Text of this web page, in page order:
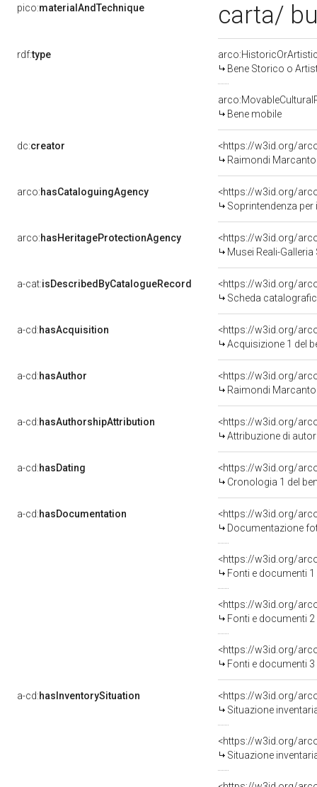
pico:materialAndTechnique carta/
rdf:type
Bene Storico o
Bene mobile
dc:creator
<https://w3id.org/
Raimondi
arco:hasCataloguingAgency
<https://w3id.org/
Soprintendenza
arco:hasHeritageProtectionAgency
<https://w3id.org/
Musei Reali-
a-cat:isDescribedByCatalogueRecord
<https://w3id.org/
Scheda
a-cd:hasAcquisition
<https://w3id.org/
Acquisizione 1 del
a-cd:hasAuthor
<https://w3id.org/
Raimondi
a-cd:hasAuthorshipAttribution
<https://w3id.org/
Attribuzione di
a-cd:hasDating
<https://w3id.org/
Cronologia 1 del
a-cd:hasDocumentation
Documentazione
<https://w3id.org/
Fonti e documenti
<https://w3id.org/
Fonti e documenti
<https://w3id.org/
Fonti e documenti
a-cd:hasInventorySituation
<https://w3id.org/
Situazione
<https://w3id.org/
Situazione